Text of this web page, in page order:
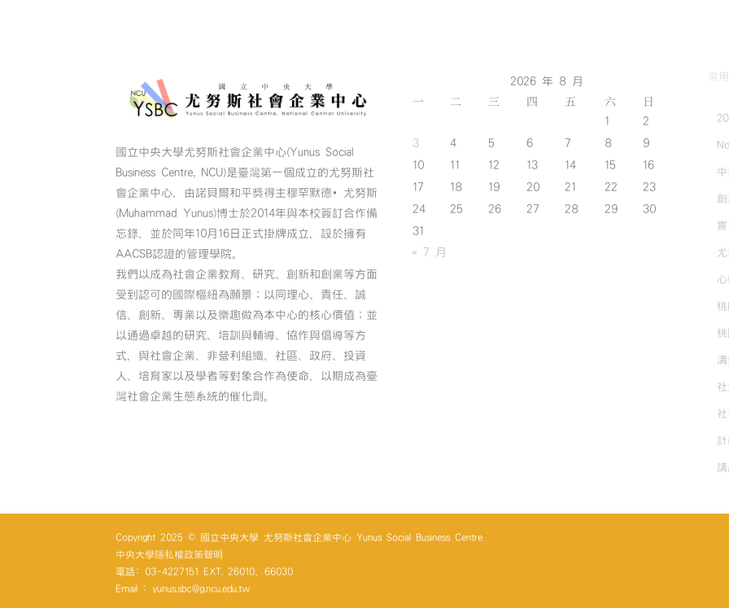
國立中央大學尤努斯社會企業中心(Yunus Social
Business Centre, NCU)是臺灣第一個成立的尤努斯社
會企業中心，由諾貝爾和平獎得主穆罕默德•尤努斯
(Muhammad Yunus)博士於2014年與本校簽訂合作備
忘錄，並於同年10月16日正式掛牌成立，設於擁有
AACSB認證的管理學院。
我們以成為社會企業教育、研究、創新和創業等方面
受到認可的國際樞紐為願景；以同理心、責任、誠
信、創新、專業以及樂趣做為本中心的核心價值；並
以通過卓越的研究、培訓與輔導、協作與倡導等方
式，與社會企業、非營利組織、社區、政府、投資
人、培育家以及學者等對象合作為使命，以期成為臺
灣社會企業生態系統的催化劑。
2026 年 8 月
一 二 三 四 五 六 日
1
2
3
4 5 6 7 8
9
10
11 12 13 14 15
16
17
18 19 20 21 22
23
24
25 26 27 28 29
30
31
« 7 月
常
實
溝
講
Copyright 2025 © 國立中央大學 尤努斯社會企業中心 Yunus Social Business Centre
中央大學隱私權政策聲明
電話: 03-4227151 EXT. 26010、66030
Email : yunus.sbc@g.ncu.edu.tw